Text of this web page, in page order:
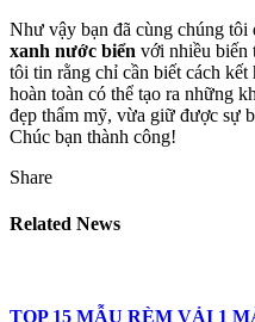
Như vậy bạn đã cùng chúng tôi
xanh nước biển với nhiều biến
tôi tin rằng chỉ cần biết cách kết
hoàn toàn có thể tạo ra những
đẹp thẩm mỹ, vừa giữ được sự
Chúc bạn thành công!
Share
Related News
TOP 15 MẪU RÈM VẢI 1